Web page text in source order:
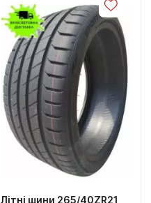
Літні шини 265/40ZR21